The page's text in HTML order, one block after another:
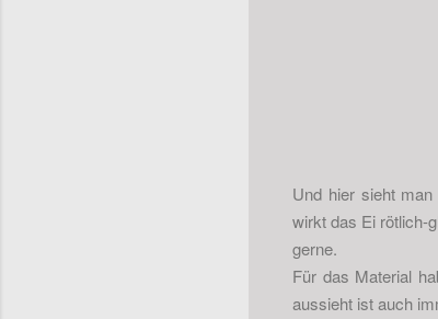
Und hier sieht
wirkt das Ei rötlich-
gerne.
Für das Material
aussieht ist auch